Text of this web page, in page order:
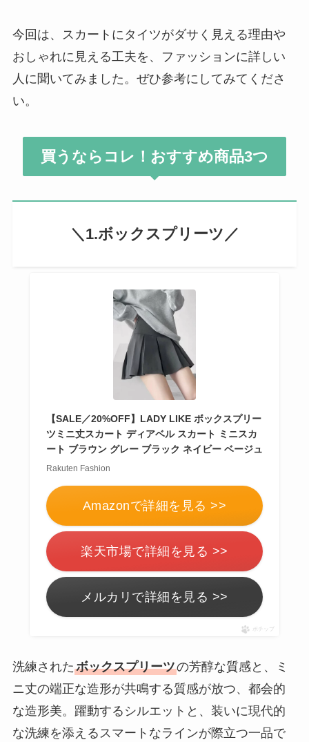
今回は、スカートにタイツがダサく見える理由や
おしゃれに見える工夫を、ファッションに詳しい
人に聞いてみました。ぜひ参考にしてみてくださ
い。
買うならコレ！おすすめ商品3つ
＼1.ボックスプリーツ／
【SALE／20%OFF】LADY LIKE ボックスプリー
ツミニ丈スカート ディアベル スカート ミニスカ
ート ブラウン グレー ブラック ネイビー ベージュ
Rakuten Fashion
Amazonで詳細を見る >>
楽天市場で詳細を見る >>
メルカリで詳細を見る >>
ポチップ
洗練されたボックスプリーツの芳醇な質感と、ミ
ニ丈の端正な造形が共鳴する質感が放つ、都会的
な造形美。躍動するシルエットと、装いに現代的
な洗練を添えるスマートなラインが際立つ一品で